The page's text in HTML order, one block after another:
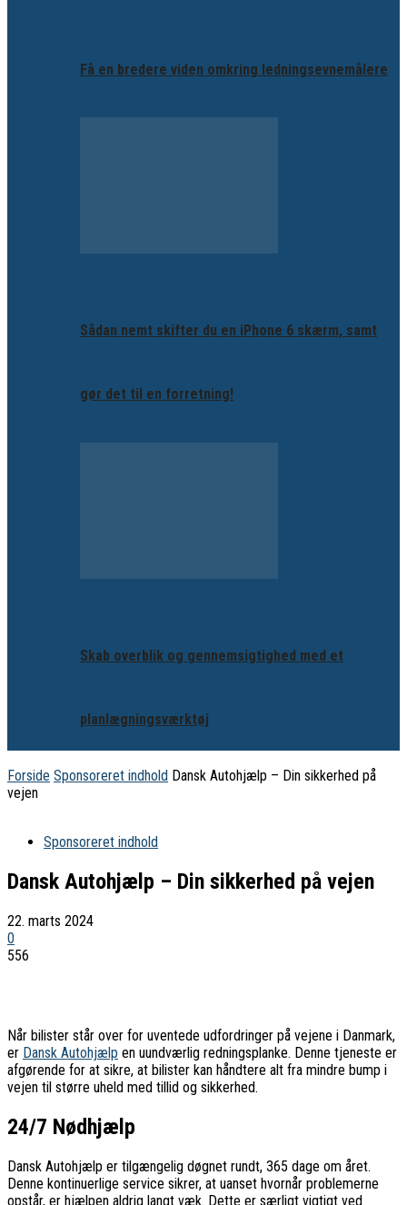
Få en bredere viden omkring ledningsevnemålere
Sådan nemt skifter du en iPhone 6 skærm, samt
gør det til en forretning!
Skab overblik og gennemsigtighed med et
planlægningsværktøj
Forside Sponsoreret indhold Dansk Autohjælp – Din sikkerhed på
vejen
Sponsoreret indhold
Dansk Autohjælp – Din sikkerhed på vejen
22. marts 2024
0
556
Når bilister står over for uventede udfordringer på vejene i Danmark,
er Dansk Autohjælp en uundværlig redningsplanke. Denne tjeneste er
afgørende for at sikre, at bilister kan håndtere alt fra mindre bump i
vejen til større uheld med tillid og sikkerhed.
24/7 Nødhjælp
Dansk Autohjælp er tilgængelig døgnet rundt, 365 dage om året.
Denne kontinuerlige service sikrer, at uanset hvornår problemerne
opstår, er hjælpen aldrig langt væk. Dette er særligt vigtigt ved